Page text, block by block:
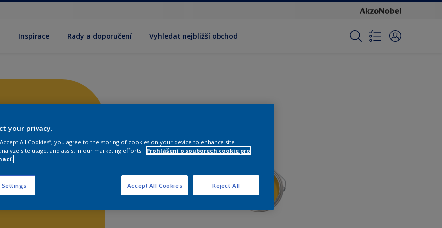
Inspirace Rady a doporučení Vyhledat nejbližší obchod
your privacy.
All Cookies”, you agree to the storing of cookies on your device to enhance site
site usage, and assist in our marketing efforts.
Prohlášení o souborech cookie pro
Settings Reject All
Accept All Cookies